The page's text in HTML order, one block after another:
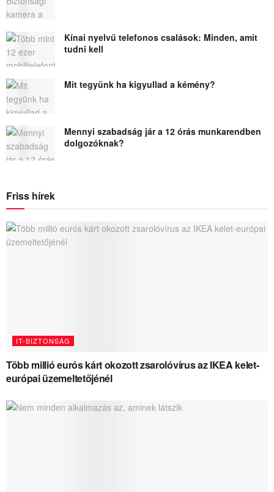
Kínai nyelvű telefonos csalások: Minden, amit
tudni kell
Mit tegyünk ha kigyullad a kémény?
Mennyi szabadság jár a 12 órás munkarendben
dolgozóknak?
Friss hírek
IT-BIZTONSÁG
Több millió eurós kárt okozott zsarolóvírus az IKEA kelet-
európai üzemeltetőjénél